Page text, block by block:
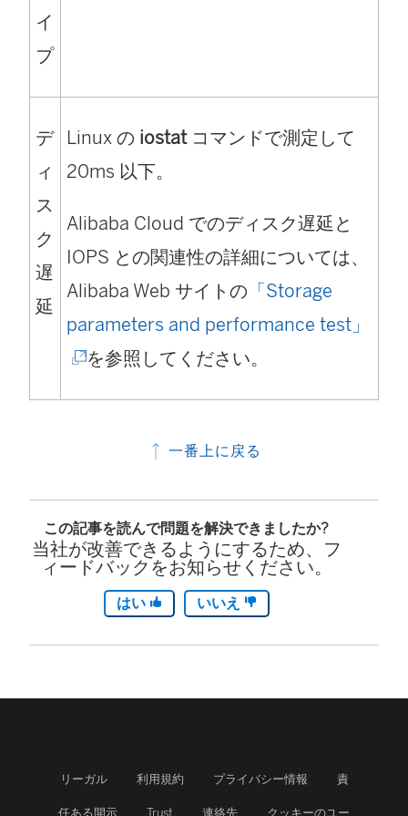
イ
プ
ン
デ
ィ
ス
ク
遅
延
Linux の iostatコマンドで測定して
20ms 以下。
Alibaba Cloud でのディスク遅延と
IOPS との関連性の詳細については、
Alibaba Web サイトの 「Storage
parameters and performance test」
ン
を参照してください。
一番上に戻る
この記事を読んで問題を解決できましたか?
当社が改善できるようにするため、フ
ィードバックをお知らせください。
はい いいえ
リーガル 利用規約 プライバシー情報 責
任ある開示 Trust 連絡先 クッキーのユー